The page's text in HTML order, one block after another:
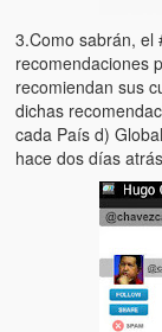
3.Como sabrán, el
recomendaciones
recomiendan sus
dichas
cada País d)
hace dos días